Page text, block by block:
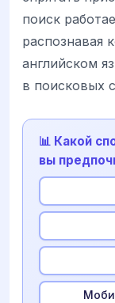
поиск
распознавая
английском
в поисковых
📊 Какой
вы